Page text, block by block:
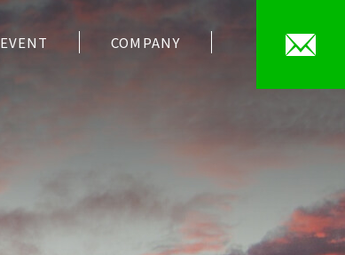
EVENT COMPANY